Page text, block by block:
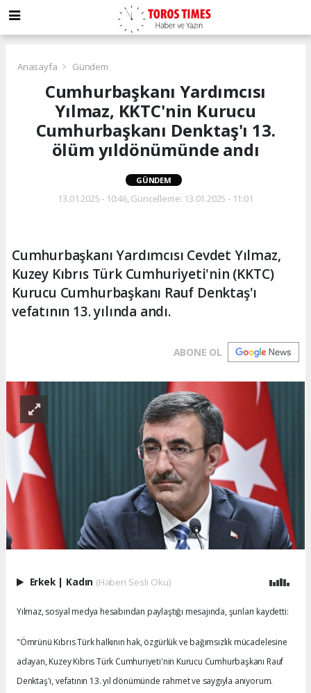
Anasayfa Gündem
Cumhurbaşkanı Yardımcısı
Yılmaz, KKTC'nin Kurucu
Cumhurbaşkanı Denktaş'ı 13.
ölüm yıldönümünde andı
GÜNDEM
13.01.2025 - 10:46, Güncelleme: 13.01.2025 - 11:01
Cumhurbaşkanı Yardımcısı Cevdet Yılmaz,
Kuzey Kıbrıs Türk Cumhuriyeti'nin (KKTC)
Kurucu Cumhurbaşkanı Rauf Denktaş'ı
vefatının 13. yılında andı.
ABONE OL
Erkek | Kadın (Haberi Sesli Oku)
Yılmaz, sosyal medya hesabından paylaştığı mesajında, şunları kaydetti:
"Ömrünü Kıbrıs Türk halkının hak, özgürlük ve bağımsızlık mücadelesine
adayan, Kuzey Kıbrıs Türk Cumhuriyeti'nin Kurucu Cumhurbaşkanı Rauf
Denktaş'ı, vefatının 13. yıl dönümünde rahmet ve saygıyla anıyorum.